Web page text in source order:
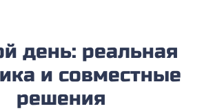
день: реальная
и совместные
решения